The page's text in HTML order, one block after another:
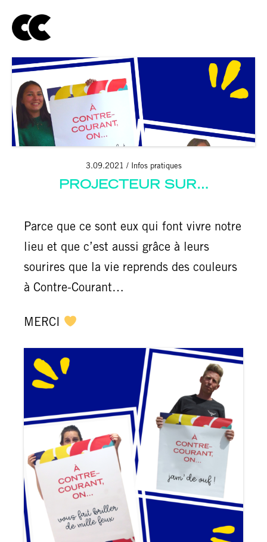
3.09.2021 Infos pratiques
PROJECTEUR SUR…
Parce que ce sont eux qui font vivre notre
lieu et que c’est aussi grâce à leurs
sourires que la vie reprends des couleurs
à Contre-Courant…
MERCI